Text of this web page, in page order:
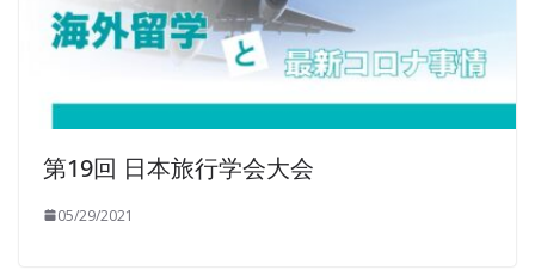
第19回 日本旅行学会大会
05/29/2021